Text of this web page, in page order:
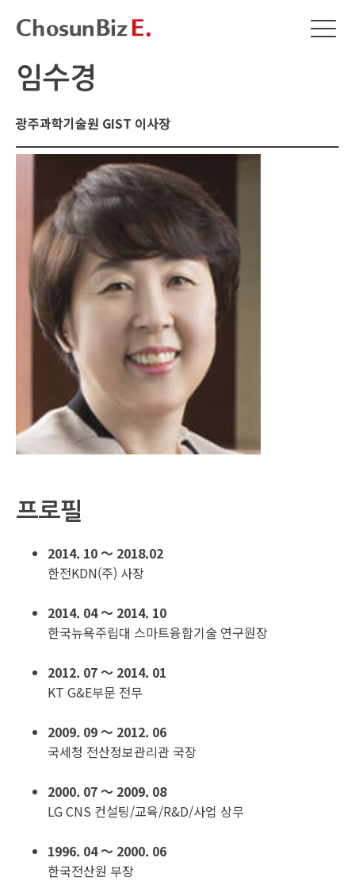
임수경
광주과학기술원 GIST 이사장
프로필
2014. 10 ～ 2018.02
한전KDN(주) 사장
2014. 04 ～ 2014. 10
한국뉴욕주립대 스마트융합기술 연구원장
2012. 07 ～ 2014. 01
KT G&E부문 전무
2009. 09 ～ 2012. 06
국세청 전산정보관리관 국장
2000. 07 ～ 2009. 08
LG CNS 컨설팅/교육/R&D/사업 상무
1996. 04 ～ 2000. 06
한국전산원 부장